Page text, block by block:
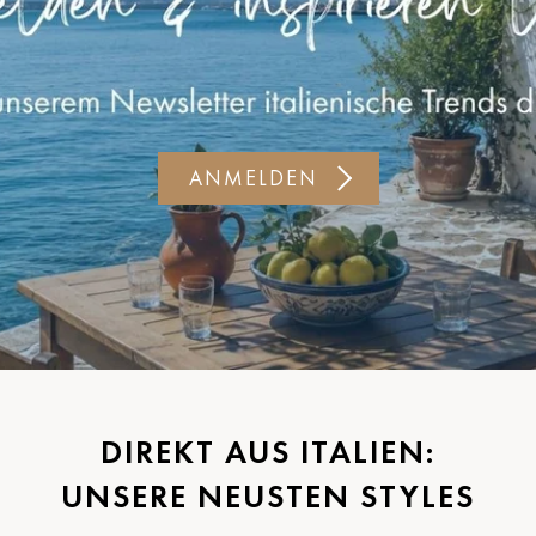
ANMELDEN
DIREKT AUS ITALIEN:
UNSERE NEUSTEN STYLES